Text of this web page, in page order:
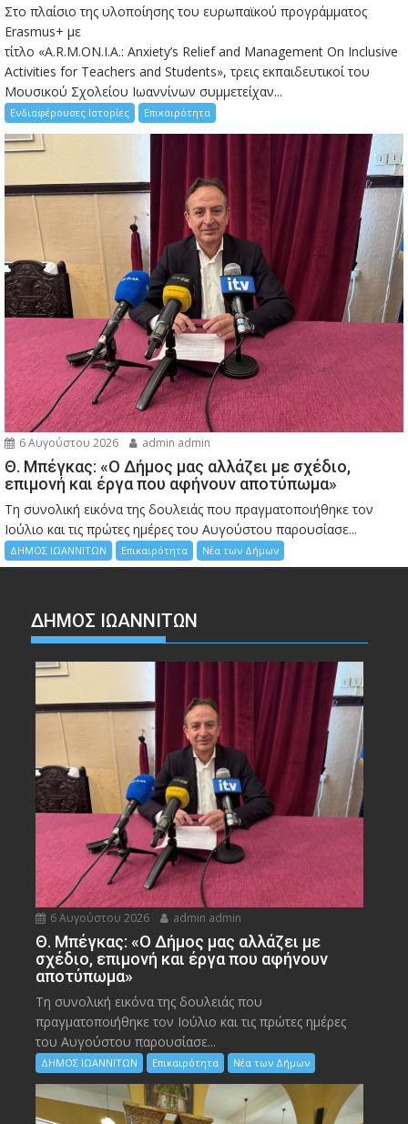
Στο πλαίσιο της υλοποίησης του ευρωπαϊκού προγράμματος
Erasmus+ με
τίτλο «A.R.M.ON.I.A.: Anxiety’s Relief and Management On Inclusive
Activities for Teachers and Students», τρεις εκπαιδευτικοί του
Μουσικού Σχολείου Ιωαννίνων συμμετείχαν...
Ενδιαφέρουσες Ιστορίες Επικαιρότητα
6 Αυγούστου 2026 admin admin
Θ. Μπέγκας: «Ο Δήμος μας αλλάζει με σχέδιο,
επιμονή και έργα που αφήνουν αποτύπωμα»
Τη συνολική εικόνα της δουλειάς που πραγματοποιήθηκε τον
Ιούλιο και τις πρώτες ημέρες του Αυγούστου παρουσίασε...
ΔΗΜΟΣ ΙΩΑΝΝΙΤΩΝ Επικαιρότητα Νέα των Δήμων
ΔΗΜΟΣ ΙΩΑΝΝΙΤΩΝ
6 Αυγούστου 2026 admin admin
Θ. Μπέγκας: «Ο Δήμος μας αλλάζει με
σχέδιο, επιμονή και έργα που αφήνουν
αποτύπωμα»
Τη συνολική εικόνα της δουλειάς που
πραγματοποιήθηκε τον Ιούλιο και τις πρώτες ημέρες
του Αυγούστου παρουσίασε...
ΔΗΜΟΣ ΙΩΑΝΝΙΤΩΝ Επικαιρότητα Νέα των Δήμων